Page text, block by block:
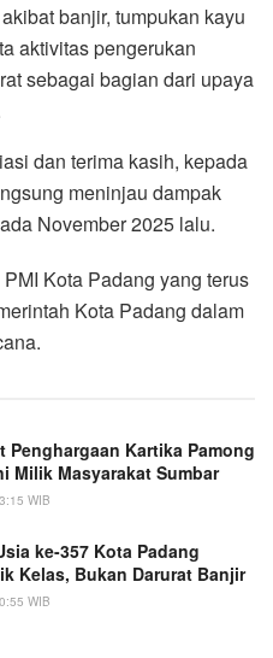
banjir, tumpukan kayu
aktivitas pengerukan
sebagai bagian dari upaya
dan terima kasih, kepada
meninjau dampak
November 2025 lalu.
Kota Padang yang terus
Kota Padang dalam
Penghargaan Kartika Pamong
Milik Masyarakat Sumbar
WIB
ke-357 Kota Padang
Kelas, Bukan Darurat Banjir
WIB